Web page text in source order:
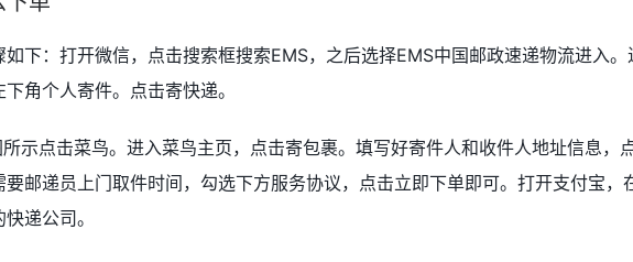
下：打开微信，点击搜索框搜索EMS，之后选择EMS中国邮政速递物流进入。
角个人寄件。点击寄快递。
示点击菜鸟。进入菜鸟主页，点击寄包裹。填写好寄件人和收件人地址信息，
邮递员上门取件时间，勾选下方服务协议，点击立即下单即可。打开支付宝，
递公司。